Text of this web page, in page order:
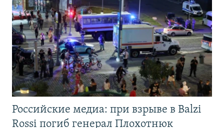
Российские медиа: при взрыве в Balzi
Rossi погиб генерал Плохотнюк